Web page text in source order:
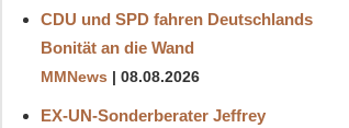
CDU und SPD fahren Deutschlands
Bonität an die Wand
MMNews 08.08.2026
EX-UN-Sonderberater Jeffrey